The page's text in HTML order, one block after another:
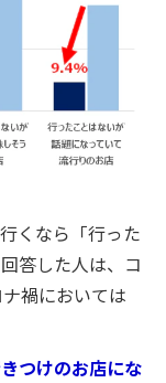
くなら「行った
答した人は、コ
禍においては
きつけのお店にな